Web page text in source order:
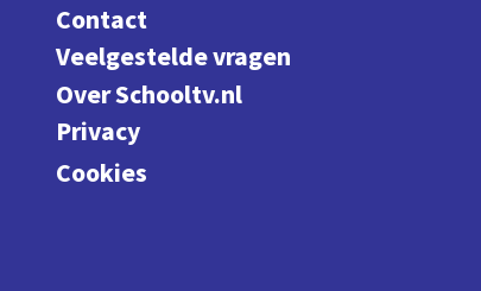
Contact
Veelgestelde vragen
Over Schooltv.nl
Privacy
Cookies